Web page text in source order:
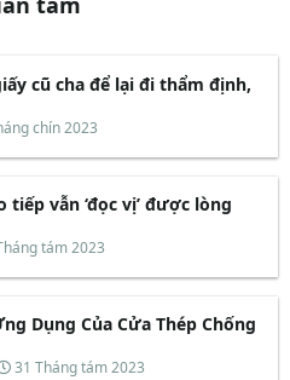
cũ cha để lại đi thẩm định,
chín 2023
tiếp vẫn ‘đọc vị’ được lòng
tám 2023
Dụng Của Cửa Thép Chống
N
31 Tháng tám 2023